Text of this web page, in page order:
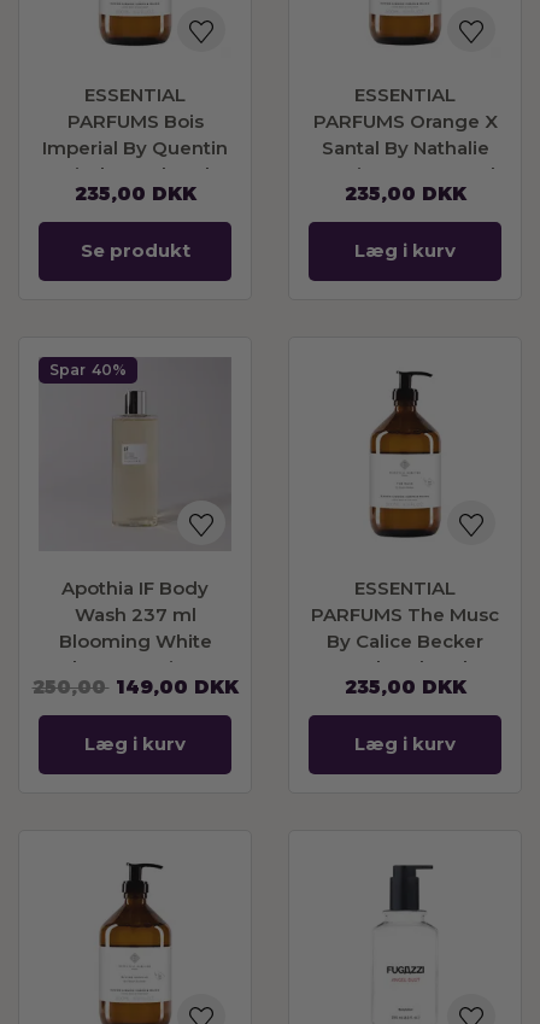
ESSENTIAL
PARFUMS Bois
Imperial By Quentin
Bisch Hand And
Body Soap 500ml
235,00 DKK
Se produkt
ESSENTIAL
PARFUMS Orange X
Santal By Nathalie
Gracia - Cetto Hand
And Body Soap
500ml
235,00 DKK
Læg i kurv
Spar 40%
Apothia IF Body
Wash 237 ml
Blooming White
Flowers x Citrus
250,00 149,00 DKK
Læg i kurv
ESSENTIAL
PARFUMS The Musc
By Calice Becker
Hand And Body
Soap 500ml
235,00 DKK
Læg i kurv